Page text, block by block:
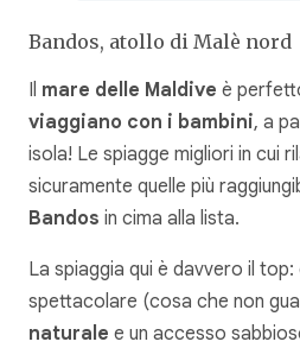
Bandos, atollo di Malè nord
Il mare delle Maldive è
viaggiano con i bambini, a
isola! Le spiagge migliori in cui
sicuramente quelle più
Bandos in cima alla lista.
La spiaggia qui è davvero il
spettacolare (cosa che non
naturale e un accesso